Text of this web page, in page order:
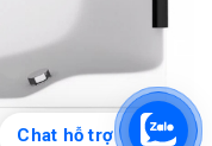
Chat hỗ trợ